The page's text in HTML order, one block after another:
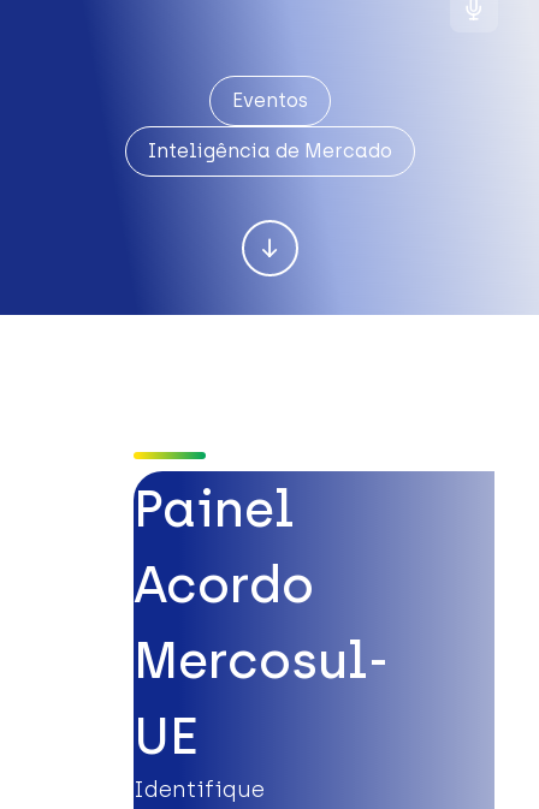
Eventos
Inteligência de Mercado
Painel
Acordo
Mercosul-
UE
Identifique